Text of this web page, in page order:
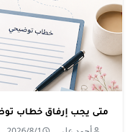
متى يجب إرفاق خطاب